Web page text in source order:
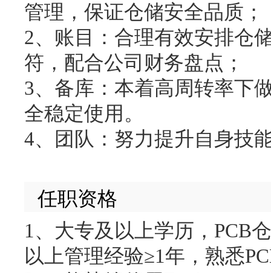
管理，保证仓储安全品质；
2、账目：合理有效安排仓
符，配合公司财务盘点；
3、备库：本着高周转率下
全稳定使用。
4、团队：努力提升自身技
任职资格
1、大专及以上学历，PCB
以上管理经验≥1年，熟悉